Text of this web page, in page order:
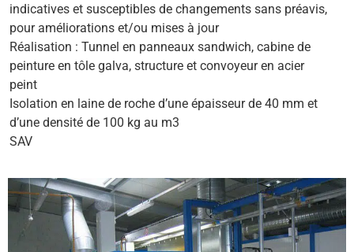
indicatives et susceptibles de changements sans préavis,
pour améliorations et/ou mises à jour
Réalisation : Tunnel en panneaux sandwich, cabine de
peinture en tôle galva, structure et convoyeur en acier
peint
Isolation en laine de roche d’une épaisseur de 40 mm et
d’une densité de 100 kg au m3
SAV